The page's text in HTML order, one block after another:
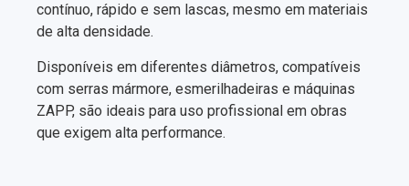
contínuo, rápido e sem lascas, mesmo em materiais
de alta densidade.
Disponíveis em diferentes diâmetros, compatíveis
com serras mármore, esmerilhadeiras e máquinas
ZAPP, são ideais para uso profissional em obras
que exigem alta performance.